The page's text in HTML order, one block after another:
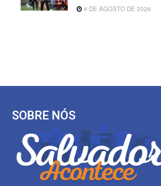
4 DE AGOSTO DE 2026
SOBRE NÓS